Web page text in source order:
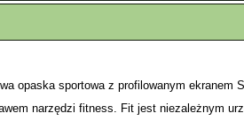
opaska sportowa z profilowanym ekranem
narzędzi fitness. Fit jest niezależnym